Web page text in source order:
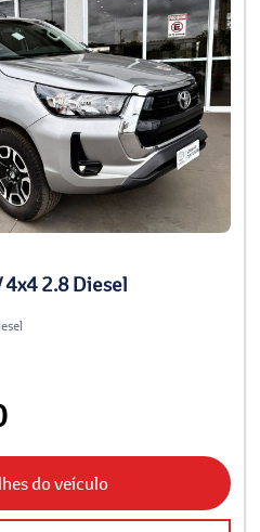
4x4 2.8 Diesel
do veículo